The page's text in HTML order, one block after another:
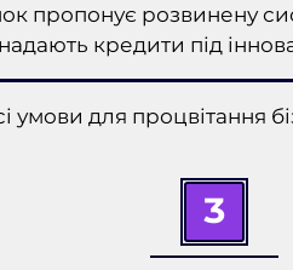
пропонує розвинену
надають кредити під
умови для процвітання
3